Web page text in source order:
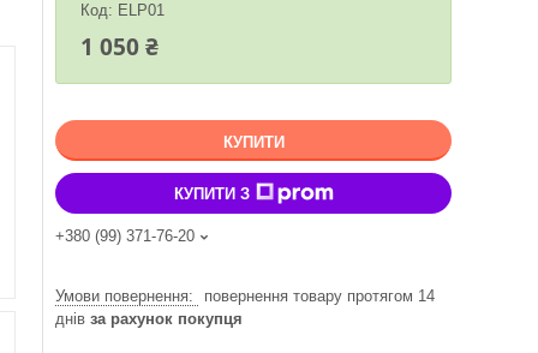
Код: ELP01
1 050 ₴
КУПИТИ
КУПИТИ З
+380 (99) 371-76-20
повернення товару протягом 14
днів за рахунок покупця